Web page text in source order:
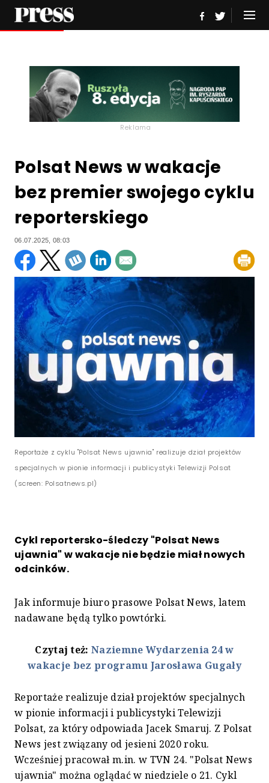
Reklama
Polsat News w wakacje
bez premier swojego cyklu
reporterskiego
06.07.2025, 08:03
Reportaże z cyklu "Polsat News ujawnia" realizuje dział projektów
specjalnych w pionie informacji i publicystyki Telewizji Polsat
(screen: Polsatnews.pl)
Cykl reportersko-śledczy "Polsat News
ujawnia" w wakacje nie będzie miał nowych
odcinków.
Jak informuje biuro prasowe Polsat News, latem
nadawane będą tylko powtórki.
Czytaj też:Naziemne Wydarzenia 24 w
wakacje bez programu Jarosława Gugały
Reportaże realizuje dział projektów specjalnych
w pionie informacji i publicystyki Telewizji
Polsat, za który odpowiada Jacek Smaruj. Z Polsat
News jest związany od jesieni 2020 roku.
Wcześniej pracował m.in. w TVN 24. "Polsat News
ujawnia" można oglądać w niedziele o 21. Cykl